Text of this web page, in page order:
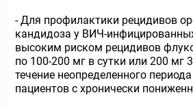
- Для профилактики рецидивов
кандидоза у ВИЧ-
высоким риском рецидивов
по 100-200 мг в сутки или 200 мг
течение неопределенного
пациентов с хронически